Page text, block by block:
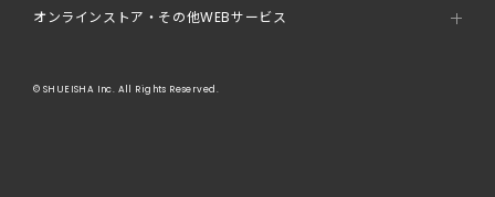
オンラインストア・その他WEBサービス
© SHUEISHA Inc. All Rights Reserved.